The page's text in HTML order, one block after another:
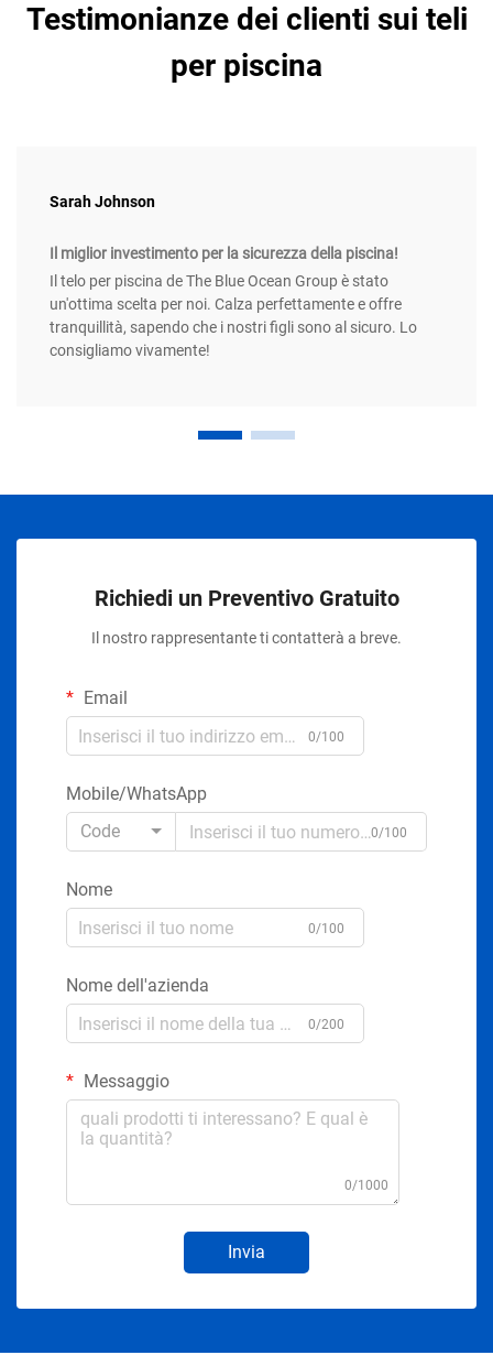
Testimonianze dei clienti sui teli
per piscina
Sarah Johnson
Il miglior investimento per la sicurezza della piscina!
Il telo per piscina de The Blue Ocean Group è stato
un'ottima scelta per noi. Calza perfettamente e offre
tranquillità, sapendo che i nostri figli sono al sicuro. Lo
consigliamo vivamente!
Richiedi un Preventivo Gratuito
Il nostro rappresentante ti contatterà a breve.
Email
0/100
Mobile/WhatsApp
Code
0/100
Nome
0/100
Nome dell'azienda
0/200
Messaggio
0/1000
Invia